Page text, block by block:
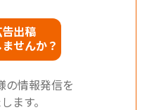
告出稿
ませんか？
の情報発信を
ます。